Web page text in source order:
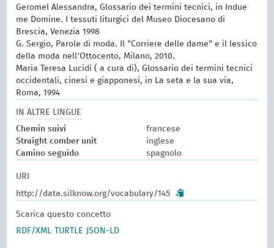
Geromel Alessandra, Glossario dei termini tecnici, in Indue
me Domine. I tessuti liturgici del Museo Diocesano di
Brescia, Venezia 1998
G. Sergio, Parole di moda. Il "Corriere delle dame" e il lessico
della moda nell'Ottocento, Milano, 2010.
Maria Teresa Lucidi ( a cura di), Glossario dei termini tecnici
occidentali, cinesi e giapponesi, in La seta e la sua via,
Roma, 1994
IN ALTRE LINGUE
Chemin suivi
francese
Straight comber unit
inglese
Camino seguido
spagnolo
URI
http://data.silknow.org/vocabulary/145
Scarica questo concetto
RDF/XML
TURTLE JSON-LD